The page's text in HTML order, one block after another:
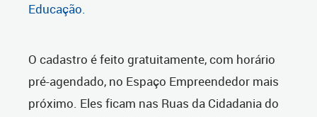
Educação.
O cadastro é feito gratuitamente, com horário
pré-agendado, no Espaço Empreendedor mais
próximo. Eles ficam nas Ruas da Cidadania do